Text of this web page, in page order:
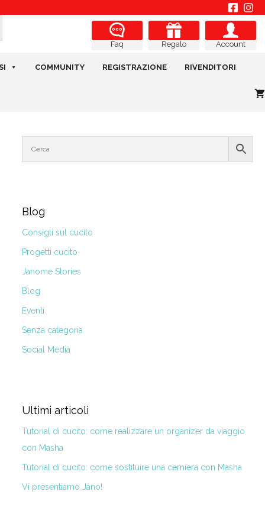
Faq Regalo Account
COMMUNITY REGISTRAZIONE RIVENDITORI
Blog
Consigli sul cucito
Progetti cucito
Janome Stories
Blog
Eventi
Senza categoria
Social Media
Ultimi articoli
Tutorial di cucito: come realizzare un organizer da viaggio
con Masha
Tutorial di cucito: come sostituire una cerniera con Masha
Vi presentiamo Jano!